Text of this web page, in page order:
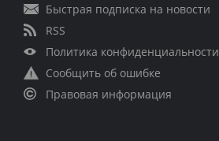
Быстрая подписка на новости
RSS
Политика конфиденциальности
Сообщить об ошибке
Правовая информация